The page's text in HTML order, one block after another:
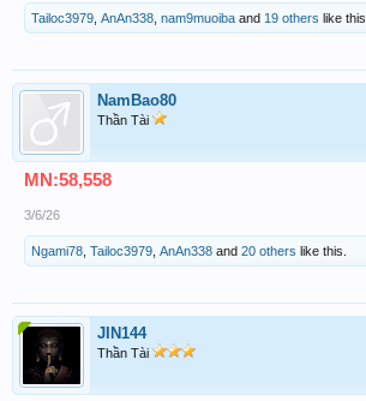
Tailoc3979 AnAn338 nam9muoiba and 19 others like this.
NamBao80
Thần Tài
MN:58,558
3/6/26
Ngami78 Tailoc3979 AnAn338 and 20 others like this.
JIN144
Thần Tài